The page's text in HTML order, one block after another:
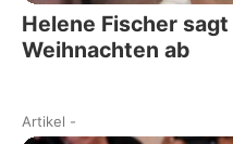
Helene Fischer
Weihnachten ab
Artikel -